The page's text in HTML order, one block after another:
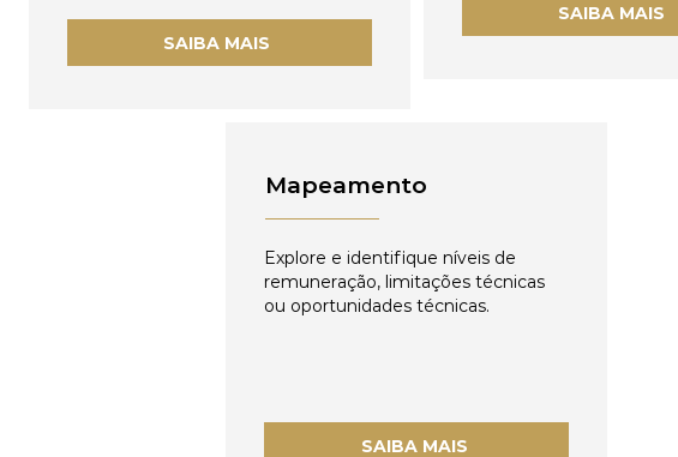
SAIBA MAIS
SAIBA MAIS
Mapeamento
Explore e identifique níveis de
remuneração, limitações técnicas
ou oportunidades técnicas.
SAIBA MAIS